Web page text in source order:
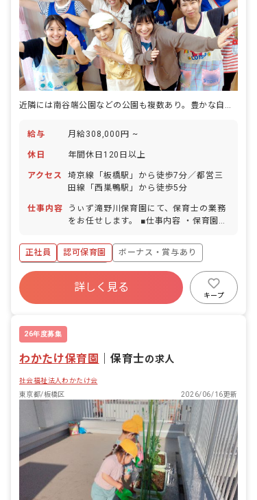
近隣には南谷端公園などの公園も複数あり。豊かな自然に囲まれた保育園です
給与 月給308,000円 ~
休日 年間休日120日以上
アクセス
埼京線「板橋駅」から徒歩7分／都営三
田線「西巣鴨駅」から徒歩5分
仕事内容
うぃず滝野川保育園にて、保育士の業務
をお任せします。 ■仕事内容 ・保育園で
研修だけではなく、新人さん向けのメン
ター制度も整えています。取り組みの1
つとして、園長先生のほかに「エリア園
長」が各園を定期的に巡回しています。
カウンセラーの様な立場として、お仕事
正社員 認可保育園
ボーナス・賞与あり
年間休日120日以上
寮・住宅・家賃補助あり
社会保険完備
昇給昇進あり
詳しく見る
キープ
26年度募集
わかたけ保育園 ｜保育士の求人
社会福祉法人わかたけ会
東京都/板橋区
2026/06/16更新